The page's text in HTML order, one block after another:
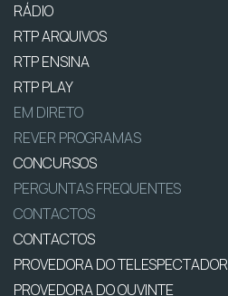
RÁDIO
RTP ARQUIVOS
RTP ENSINA
RTP PLAY
EM DIRETO
REVER PROGRAMAS
CONCURSOS
PERGUNTAS FREQUENTES
CONTACTOS
CONTACTOS
PROVEDORA DO TELESPECTADOR
PROVEDORA DO OUVINTE